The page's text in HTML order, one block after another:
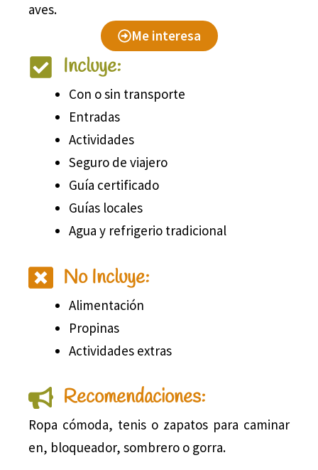
aves.
Me interesa
Incluye:
Con o sin transporte
Entradas
Actividades
Seguro de viajero
Guía certificado
Guías locales
Agua y refrigerio tradicional
No Incluye:
Alimentación
Propinas
Actividades extras
Recomendaciones:
Ropa cómoda, tenis o zapatos para caminar
en, bloqueador, sombrero o gorra.